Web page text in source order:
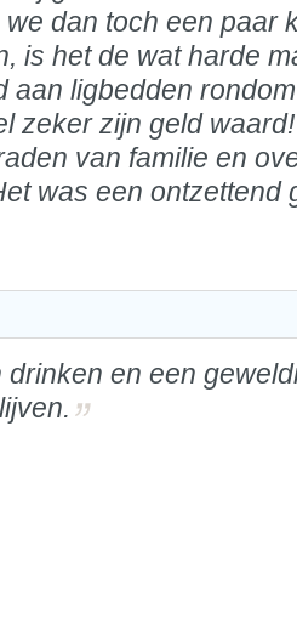
dan toch een paar
is het de wat harde
aan ligbedden
zeker zijn geld
van familie en
was een ontzettend
drinken en een